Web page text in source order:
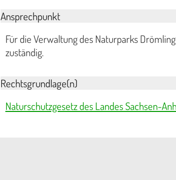
Ansprechpunkt
Für die Verwaltung des Naturparks
zuständig.
Rechtsgrundlage(n)
Naturschutzgesetz des Landes Sachsen-